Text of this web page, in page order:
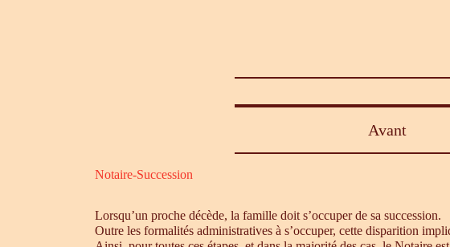
Avant
Notaire-Succession
Lorsqu’un proche décède, la famille doit s’occuper de sa succession.
Outre les formalités administratives à s’occuper, cette disparition